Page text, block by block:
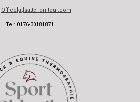
Office[at]sattel-on-tour.com
Tel: 0176-30181871